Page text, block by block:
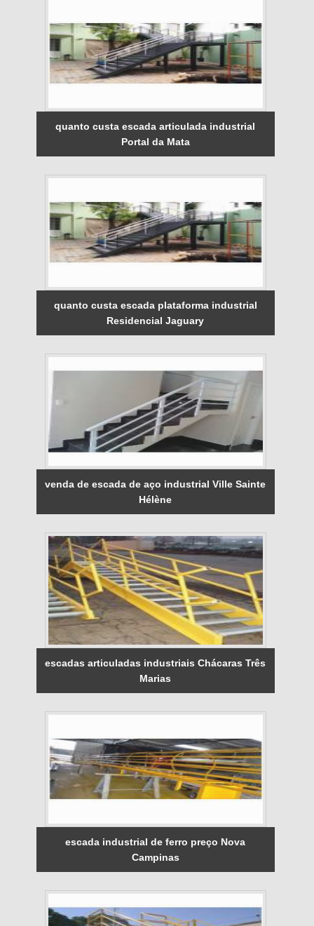
quanto custa escada articulada industrial
Portal da Mata
quanto custa escada plataforma industrial
Residencial Jaguary
venda de escada de aço industrial Ville Sainte
Hélène
escadas articuladas industriais Chácaras Três
Marias
escada industrial de ferro preço Nova
Campinas